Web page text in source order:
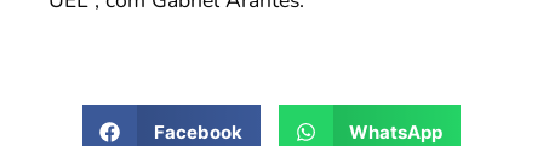
Facebook WhatsApp